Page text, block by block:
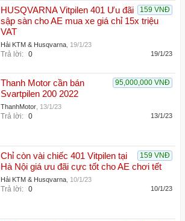
159 VNĐ
HUSQVARNA Vitpilen 401 Ưu đãi
sập sàn cho AE mua xe giá chỉ 15x triệu
VAT
Hải KTM & Husqvarna 19/1/23
Trả lời: 0 19/1/23
95,000,000 VNĐ
Thanh Motor cần bán
Svartpilen 200 2022
ThanhMotor 13/1/23
Trả lời: 0 13/1/23
159 VNĐ
Chỉ còn vài chiếc 401 Vitpilen tại
Hà Nội giá ưu đãi cực tốt cho AE chơi tết
Hải KTM & Husqvarna 10/1/23
Trả lời: 0 10/1/23